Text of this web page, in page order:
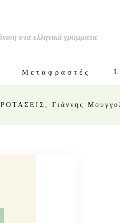
στα ελληνικά γράμματα
Μεταφραστές
Γιάννης